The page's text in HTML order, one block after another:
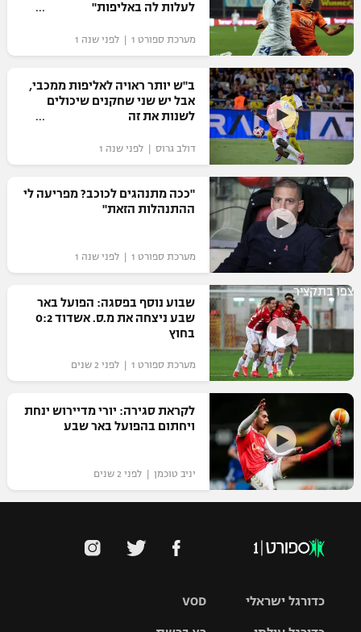
תקנון משתתפים וזוכים בפרסים
תקנון עבור פעילות אלקטרה
תקנון עבור פעילות ספורט 1 – "מרלן"
טניס
גיימינג E-Sports
תנאי שימוש
מדיניות פרטיות
תקנון פעילות ספורט 1
רשיון להקרנה פומבית לבית עסק
הצטרפות לחבילת הערוצים
לוח דרושים – ג'ובנט
תגיות
המגזין
כדורמים
פוטבול אמריקאי NFL
בייסבול MLB
ספורט אתגרי ואקסטרים
אומנויות לחימה
גיימינג E-Sports
לעלות לה באליפות"
מערכת ספורט 1 | לפני שנה 1
ב"ש יותר ראויה לאליפות ממכבי,
אבל יש שני שחקנים שיכולים
לשנות את זה
דולב גרוס | לפני שנה 1
"ככה מתנהגים לכוכב? מפריעה לי
ההתנהלות הזאת"
מערכת ספורט 1 | לפני שנה 1
צפו בתקציר
שבוע נוסף בפסגה: הפועל באר
שבע ניצחה את מ.ס. אשדוד 0:2
בחוץ
מערכת ספורט 1 | לפני 2 שנים
לקראת סגירה: יורי מדיירוש ינחת
ויחתום בהפועל באר שבע
יניב טוכמן | לפני 2 שנים
VOD כדורגל ישראלי